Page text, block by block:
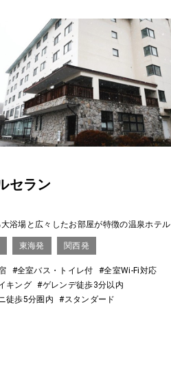
セラン
浴場と広々したお部屋が特徴の温泉ホテル
東海発 関西発
#全室バス・トイレ付
#全室Wi-Fi対応
キング
#ゲレンデ徒歩3分以内
徒歩5分圏内
#スタンダード